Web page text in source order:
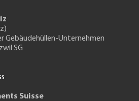
Gebäudehüllen-Unternehmen
SG
Suisse